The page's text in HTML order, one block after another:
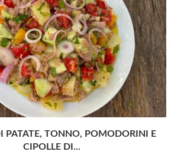
PATATE, TONNO, POMODORINI E
CIPOLLE DI...